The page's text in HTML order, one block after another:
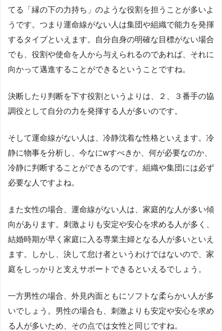
てる「縁の下の力持ち」のような役割を担うことが多いよ
うです。つまり運命線がない人は集団や組織で能力を発揮
するタイプといえます。自分自身の明確な目標がない場合
でも、役割や使命を人から与えられるのであれば、それに
向かって邁進することができるということですね。
決断したり判断を下す役割というよりは、２、３番手の協
調役として自分の力を発揮する人が多いのです。
そして運命線がない人は、冷静沈着な性格といえます。冷
静に物事を分析し、今なにwすべきか、何が必要なのか、
冷静に判断することができるのです。組織や集団には必ず
必要な人ですよね。
また女性の場合、運命線がない人は、家庭的な人が多い傾
向があります。刺激よりも安定や安心を求める人が多く、
結婚時期が早く家庭に入る専業主婦となる人が多いといえ
ます。しかし、決して怠け者というわけではないので、家
庭をしっかりと支えサポートできるといえるでしょう。
一方男性の場合、外見内面ともにソフトな柔らかい人が多
いでしょう。男性の場合も、刺激よりも安定や安心を求め
る人が多いため、その点では女性と同じですね。